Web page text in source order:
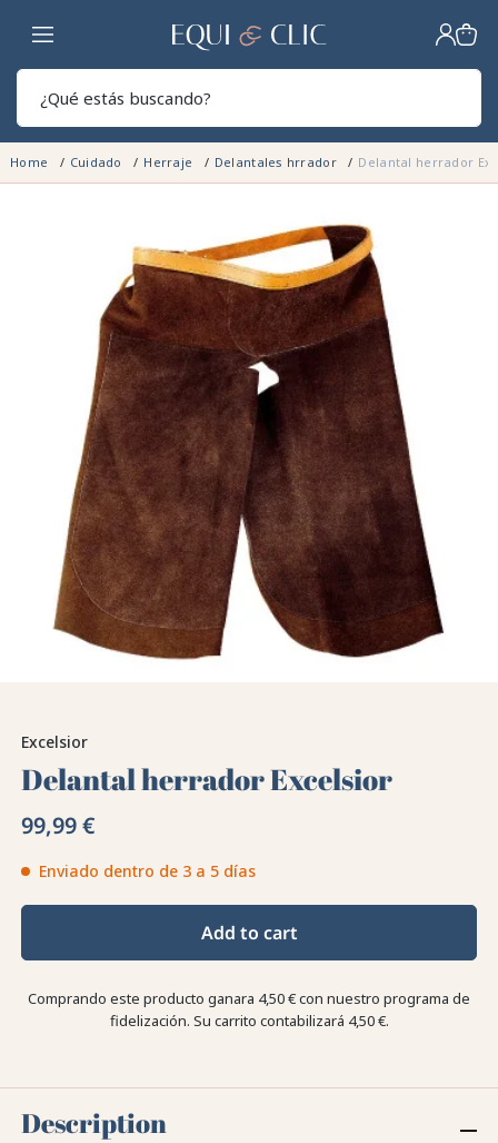
Hogar
Home Cuidado Herraje Delantales hrrador Delantal herrador
Excelsior
Delantal herrador Excelsior
99,99 €
Enviado dentro de 3 a 5 días
Add to cart
Comprando este producto ganara 4,50 €con nuestro programa de
fidelización. Su carrito contabilizará 4,50 €.
Description